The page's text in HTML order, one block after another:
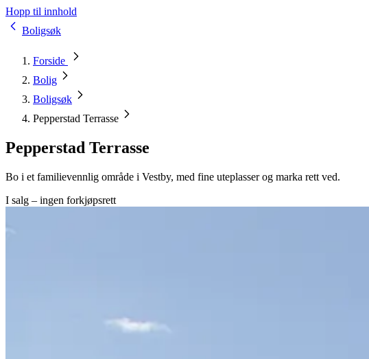
Hopp til innhold
Boligsøk
Forside
Bolig
Boligsøk
Pepperstad Terrasse
Pepperstad Terrasse
Bo i et familievennlig område i Vestby, med fine uteplasser og marka rett ved.
I salg – ingen forkjøpsrett